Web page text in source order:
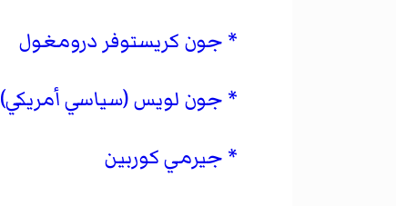
جون كريستوفر درومغول
جون لويس (سياسي أمريكي)
جيرمي كوربين